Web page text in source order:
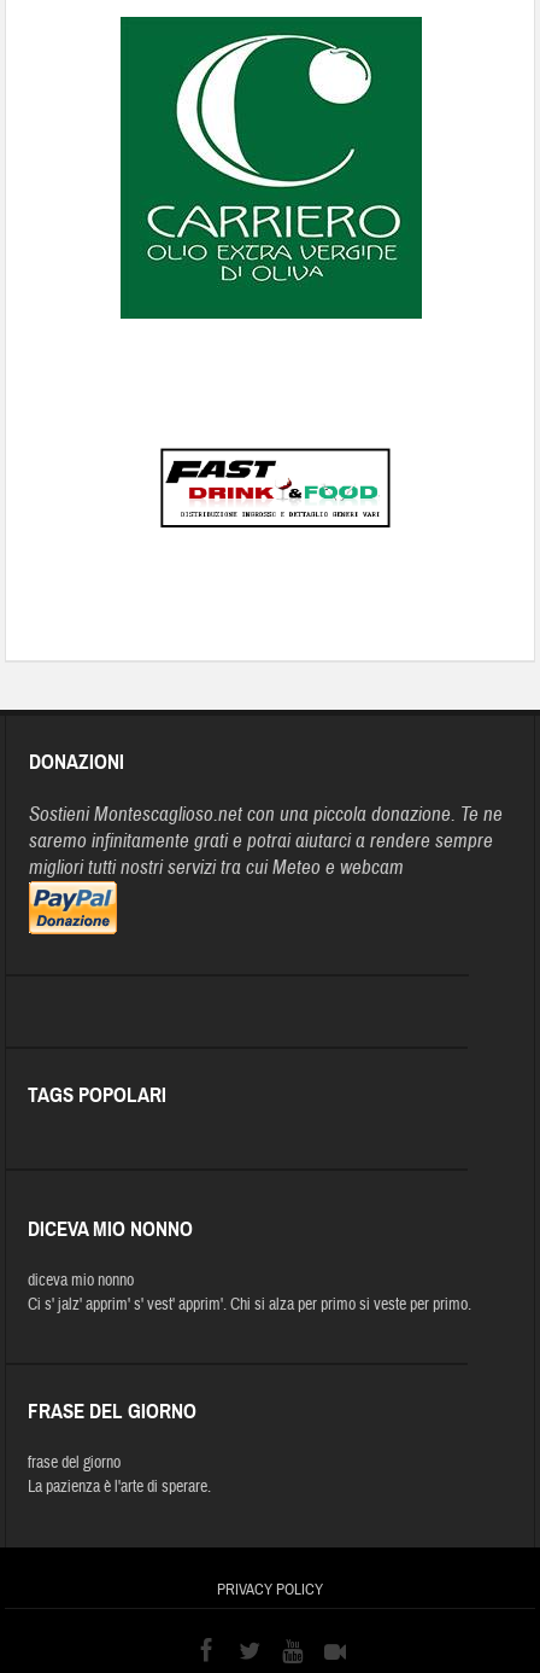
DONAZIONI
Sostieni Montescaglioso.net con una piccola donazione. Te ne
saremo infinitamente grati e potrai aiutarci a rendere sempre
migliori tutti nostri servizi tra cui Meteo e webcam
TAGS POPOLARI
DICEVA MIO NONNO
diceva mio nonno
Ci s' jalz' apprim' s' vest' apprim'. Chi si alza per primo si veste per primo.
FRASE DEL GIORNO
frase del giorno
La pazienza è l'arte di sperare.
PRIVACY POLICY